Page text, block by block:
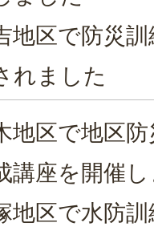
地区で防災
れました
地区で地区
講座を開催
地区で水防